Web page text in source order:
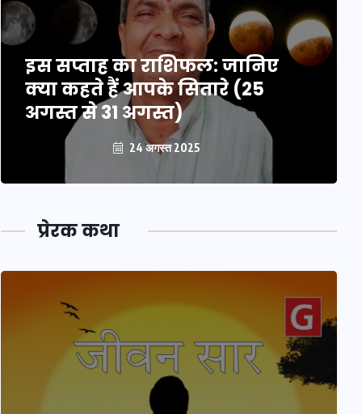
इस सप्ताह का राशिफल: जानिए
क्या कहते हैं आपके सितारे (25
अगस्त से 31 अगस्त)
24 अगस्त 2025
प्रेरक कथा